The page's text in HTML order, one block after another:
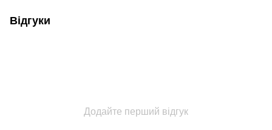
Відгуки
Додайте перший відгук